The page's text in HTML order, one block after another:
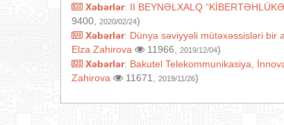
Xəbərlər: II BEYNƏLXALQ
9400,
2020/02/24)
Xəbərlər: Dünya səviyyəli mütəxəssisləri bir
Elza Zahirova
11966, 2019/12/04)
Xəbərlər: Bakutel Telekommunikasiya,
Zahirova
11671, 2019/11/26)